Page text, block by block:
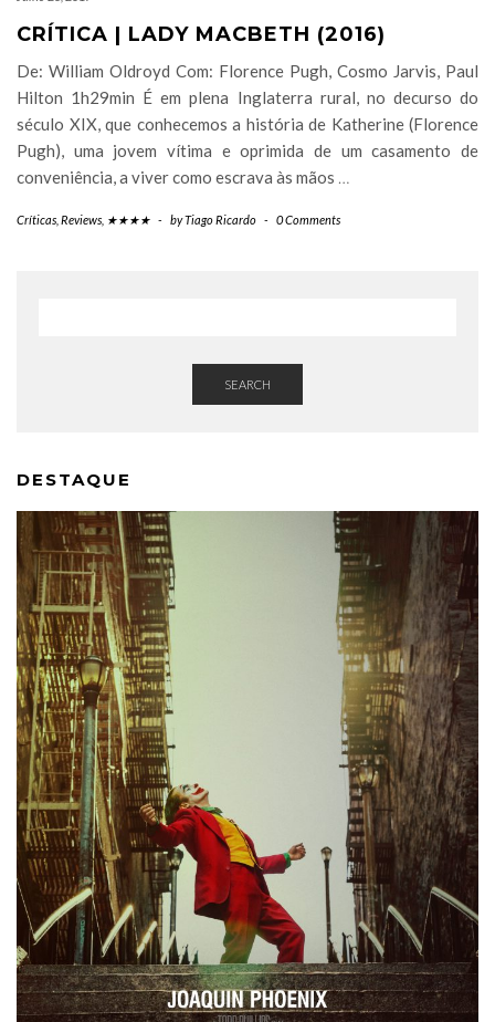
CRÍTICA | LADY MACBETH (2016)
De: William Oldroyd Com: Florence Pugh, Cosmo Jarvis, Paul
Hilton 1h29min É em plena Inglaterra rural, no decurso do
século XIX, que conhecemos a história de Katherine (Florence
Pugh), uma jovem vítima e oprimida de um casamento de
conveniência, a viver como escrava às mãos …
Críticas Reviews ★★★★ - byTiago Ricardo - 0 Comments
SEARCH
DESTAQUE